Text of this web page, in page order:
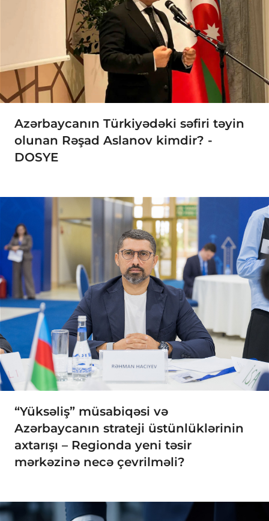
Azərbaycanın Türkiyədəki səfiri təyin
olunan Rəşad Aslanov kimdir? -
DOSYE
“Yüksəliş” müsabiqəsi və
Azərbaycanın strateji üstünlüklərinin
axtarışı – Regionda yeni təsir
mərkəzinə necə çevrilməli?